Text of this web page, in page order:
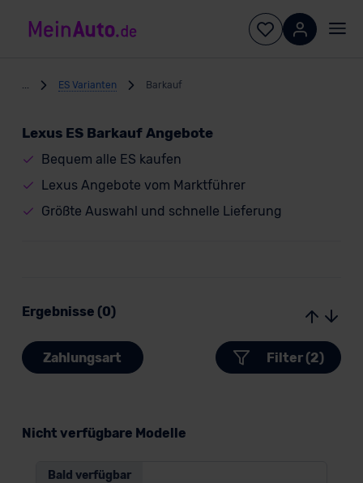
ES Varianten Barkauf
Lexus ES Barkauf Angebote
Bequem alle ES kaufen
Lexus Angebote vom Marktführer
Größte Auswahl und schnelle Lieferung
Ergebnisse (0)
Zahlungsart Filter (2)
Nicht verfügbare Modelle
Bald verfügbar